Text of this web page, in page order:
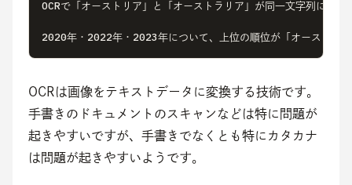
OCRで「オーストリア」と「オーストラリア」が同一文字列に変
2020年・2022年・2023年について、上位の順位が「オーストリ
OCRは画像をテキストデータに変換する技術です。
手書きのドキュメントのスキャンなどは特に問題が
起きやすいですが、手書きでなくとも特にカタカナ
は問題が起きやすいようです。